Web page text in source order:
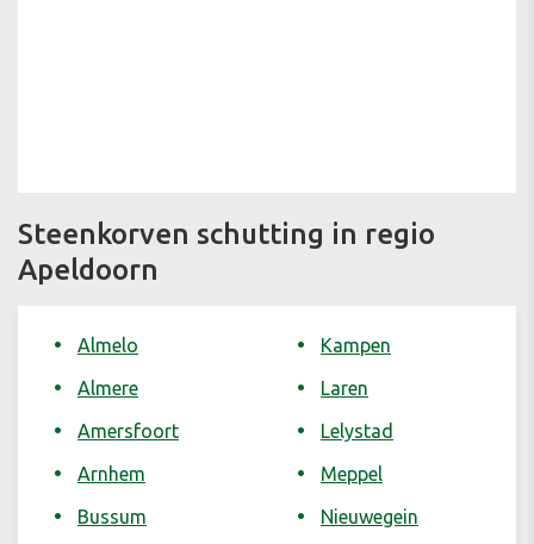
Steenkorven schutting in regio
Apeldoorn
Almelo
Almere
Amersfoort
Arnhem
Bussum
Kampen
Laren
Lelystad
Meppel
Nieuwegein